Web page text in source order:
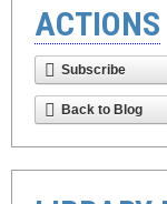
ACTIONS
Subscribe
Back to Blog